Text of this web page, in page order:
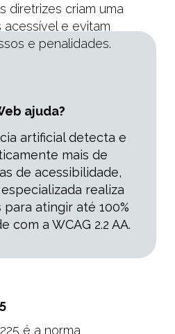
diretrizes criam uma
acessível e evitam
e penalidades.
ajuda?
artificial detecta e
mais de
de acessibilidade,
realiza
para atingir até 100%
com a WCAG 2.2 AA.
é a norma